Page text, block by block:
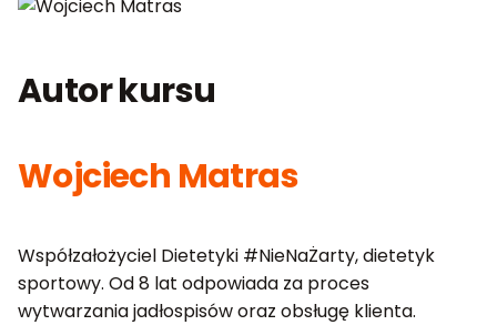
Autor kursu
Wojciech Matras
Współzałożyciel Dietetyki #NieNaŻarty, dietetyk
sportowy. Od 8 lat odpowiada za proces
wytwarzania jadłospisów oraz obsługę klienta.